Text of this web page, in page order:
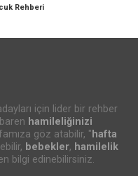
Rehberi
için lider bir rehber
hamileliğinizi
göz atabilir, " hafta
bebekler, hamilelik
bilgi edinebilirsiniz.